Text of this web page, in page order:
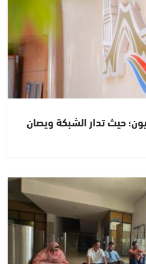
حيث تدار الشبكة ويصان